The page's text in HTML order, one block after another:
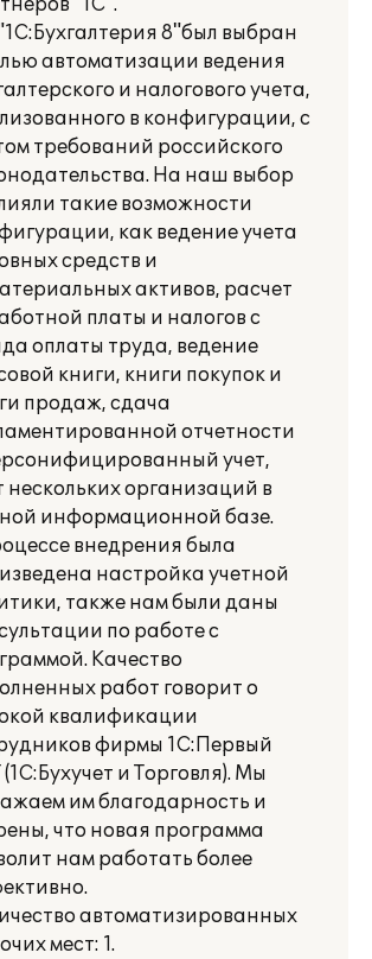
"1С".
8"был выбран
автоматизации ведения
и налогового учета,
в конфигурации, с
требований российского
На наш выбор
такие возможности
как ведение учета
средств и
активов, расчет
платы и налогов с
оплаты труда, ведение
книги, книги покупок и
продаж, сдача
отчетности
учет,
нескольких организаций в
информационной базе.
внедрения была
настройка учетной
также нам были даны
по работе с
Качество
работ говорит о
квалификации
фирмы 1С:Первый
и Торговля). Мы
им благодарность и
что новая программа
нам работать более
автоматизированных
мест: 1.